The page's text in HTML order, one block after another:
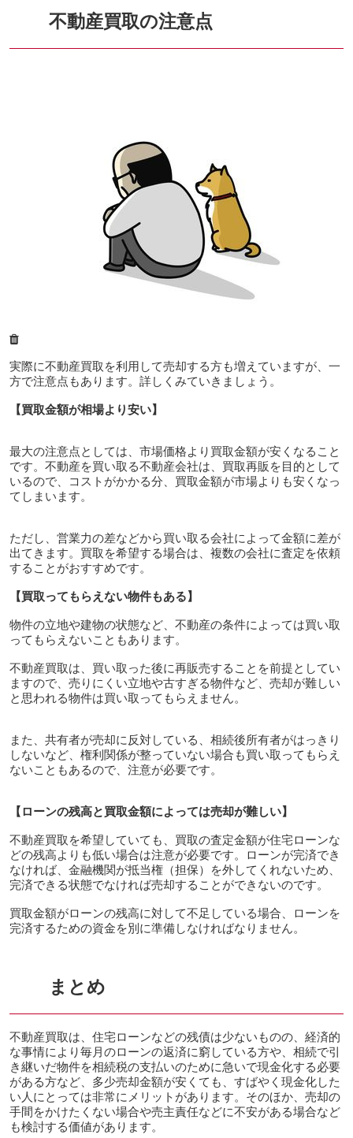
不動産買取の注意点
実際に不動産買取を利用して売却する方も増えていますが、一
方で注意点もあります。詳しくみていきましょう。
【買取金額が相場より安い】
最大の注意点としては、市場価格より買取金額が安くなること
です。不動産を買い取る不動産会社は、買取再販を目的として
いるので、コストがかかる分、買取金額が市場よりも安くなっ
てしまいます。
ただし、営業力の差などから買い取る会社によって金額に差が
出てきます。買取を希望する場合は、複数の会社に査定を依頼
することがおすすめです。
【買取ってもらえない物件もある】
物件の立地や建物の状態など、不動産の条件によっては買い取
ってもらえないこともあります。
不動産買取は、買い取った後に再販売することを前提としてい
ますので、売りにくい立地や古すぎる物件など、売却が難しい
と思われる物件は買い取ってもらえません。
また、共有者が売却に反対している、相続後所有者がはっきり
しないなど、権利関係が整っていない場合も買い取ってもらえ
ないこともあるので、注意が必要です。
【ローンの残高と買取金額によっては売却が難しい】
不動産買取を希望していても、買取の査定金額が住宅ローンな
どの残高よりも低い場合は注意が必要です。ローンが完済でき
なければ、金融機関が抵当権（担保）を外してくれないため、
完済できる状態でなければ売却することができないのです。
買取金額がローンの残高に対して不足している場合、ローンを
完済するための資金を別に準備しなければなりません。
まとめ
不動産買取は、住宅ローンなどの残債は少ないものの、経済的
な事情により毎月のローンの返済に窮している方や、相続で引
き継いだ物件を相続税の支払いのために急いで現金化する必要
がある方など、多少売却金額が安くても、すばやく現金化した
い人にとっては非常にメリットがあります。そのほか、売却の
手間をかけたくない場合や売主責任などに不安がある場合など
も検討する価値があります。